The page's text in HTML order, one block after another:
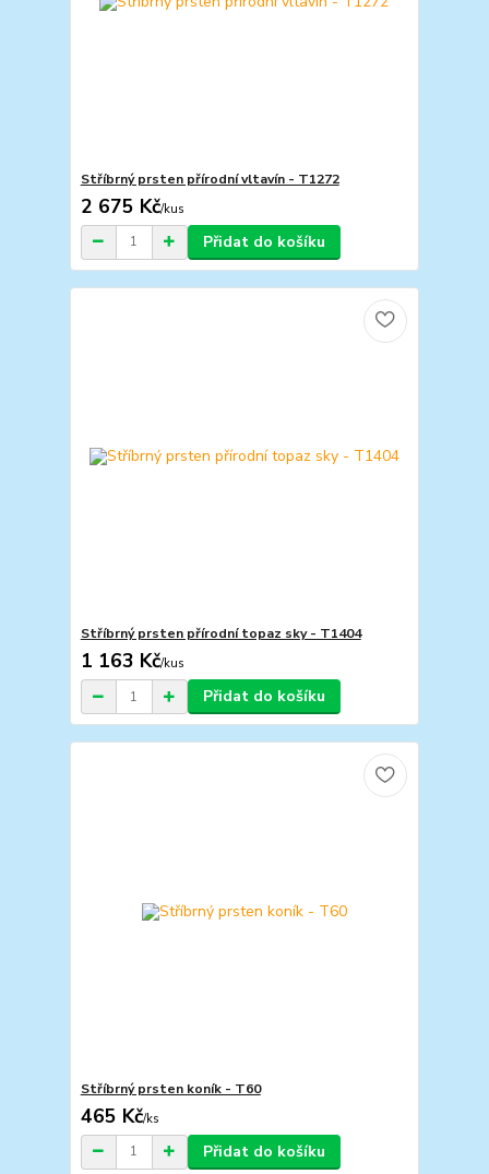
Stříbrný prsten přírodní vltavín - T1272
2 675 Kč/kus
Přidat do košíku
Stříbrný prsten přírodní topaz sky - T1404
1 163 Kč/kus
Přidat do košíku
Stříbrný prsten koník - T60
465 Kč/ks
Přidat do košíku